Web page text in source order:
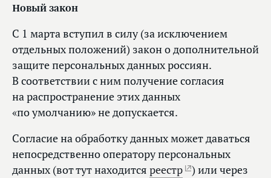
Новый закон
С 1 марта вступил в силу (за исключением
отдельных положений) закон о дополнительной
защите персональных данных россиян.
В соответствии с ним получение согласия
на распространение этих данных
«по умолчанию» не допускается.
Согласие на обработку данных может даваться
непосредственно оператору персональных
данных (вот тут находится реестр
) или через